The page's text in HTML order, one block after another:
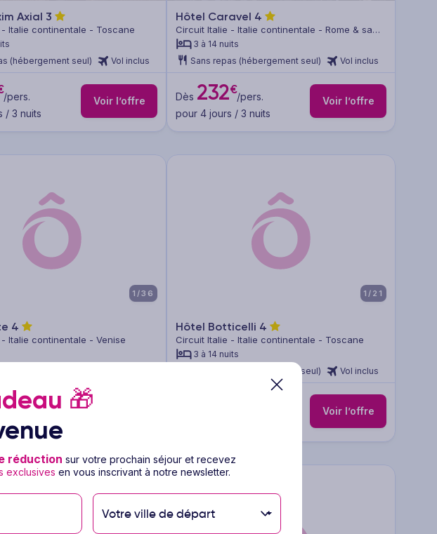
Axial 3
Italie continentale - Toscane
(hébergement seul)
Vol inclus
/pers.
/ 3 nuits
Voir l’offre
Hôtel Caravel 4
Circuit Italie - Italie continentale - Rome & sa
région3 à 14 nuits
Sans repas (hébergement seul)
Vol inclus
Dès 232€/pers.
pour 4 jours / 3 nuits
Voir l’offre
1/36
4
Italie continentale - Venise
€/pers.
/ 3 nuits
1/21
Hôtel Botticelli 4
Circuit Italie - Italie continentale - Toscane
3 à 14 nuits
Sans repas (hébergement seul)
Vol inclus
Voir l’offre
🎁
réduction sur votre prochain séjour et recevez
exclusives en vous inscrivant à notre newsletter.
Votre ville de départ